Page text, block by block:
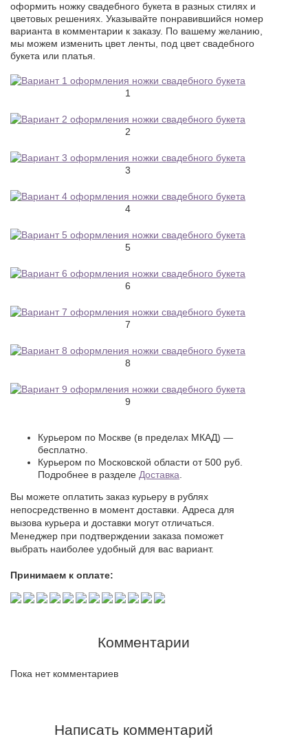
оформить ножку свадебного букета в разных стилях и
цветовых решениях. Указывайте понравившийся номер
варианта в комментарии к заказу. По вашему желанию,
мы можем изменить цвет ленты, под цвет свадебного
букета или платья.
1
2
3
4
5
6
7
8
9
Курьером по Москве (в пределах МКАД) —
бесплатно.
Курьером по Московской области от 500 руб.
Подробнее в разделе Доставка.
Вы можете оплатить заказ курьеру в рублях
непосредственно в момент доставки. Адреса для
вызова курьера и доставки могут отличаться.
Менеджер при подтверждении заказа поможет
выбрать наиболее удобный для вас вариант.
Принимаем к оплате:
Комментарии
Пока нет комментариев
Написать комментарий